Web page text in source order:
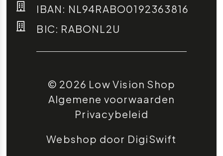
IBAN: NL94RABO0192363816
BIC: RABONL2U
© 2026 Low Vision Shop
Algemene voorwaarden
Privacybeleid
Webshop door DigiSwift